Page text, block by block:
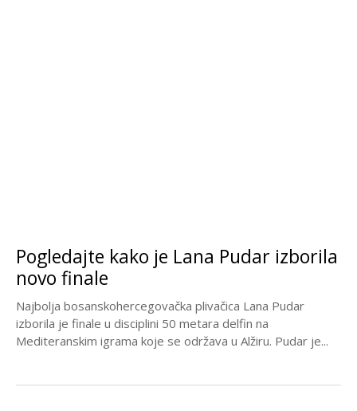
Pogledajte kako je Lana Pudar izborila
novo finale
Najbolja bosanskohercegovačka plivačica Lana Pudar
izborila je finale u disciplini 50 metara delfin na
Mediteranskim igrama koje se održava u Alžiru. Pudar je...